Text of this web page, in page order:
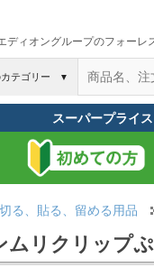
ディオングループのフォーレ
テゴリー ▼
スーパープライス
切る、貼る、留める用品
ムリクリップ